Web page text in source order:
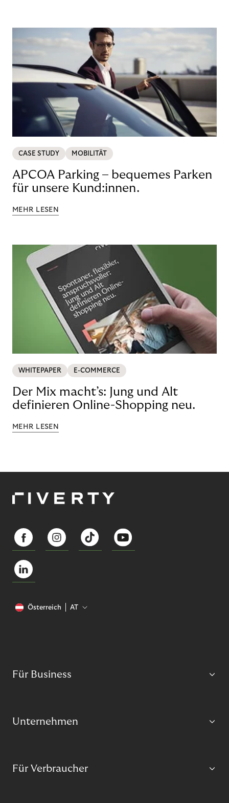
CASE STUDY MOBILITÄT
APCOA Parking – bequemes Parken
für unsere Kund:innen.
MEHR LESEN
WHITEPAPER E-COMMERCE
Der Mix macht’s: Jung und Alt
definieren Online-Shopping neu.
MEHR LESEN
Österreich AT
Für Business
Unternehmen
Für Verbraucher